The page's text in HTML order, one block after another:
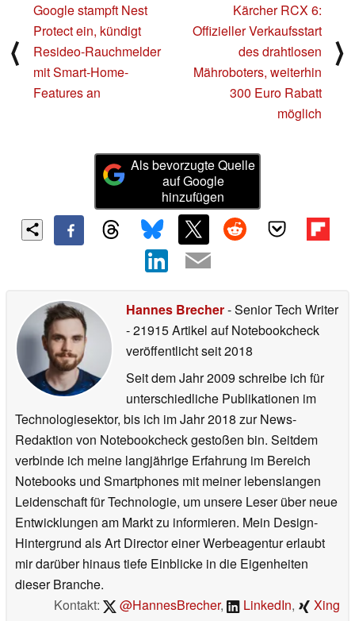
⟨
Google stampft Nest
Protect ein, kündigt
Resideo-Rauchmelder
mit Smart-Home-
Features an
Kärcher RCX 6:
Offizieller Verkaufsstart
des drahtlosen
Mähroboters, weiterhin
300 Euro Rabatt
möglich
⟩
Als bevorzugte Quelle
auf Google
hinzufügen
Hannes Brecher- Senior Tech Writer
- 21915 Artikel auf Notebookcheck
veröffentlichtseit 2018
Seit dem Jahr 2009 schreibe ich für
unterschiedliche Publikationen im
Technologiesektor, bis ich im Jahr 2018 zur News-
Redaktion von Notebookcheck gestoßen bin. Seitdem
verbinde ich meine langjährige Erfahrung im Bereich
Notebooks und Smartphones mit meiner lebenslangen
Leidenschaft für Technologie, um unsere Leser über neue
Entwicklungen am Markt zu informieren. Mein Design-
Hintergrund als Art Director einer Werbeagentur erlaubt
mir darüber hinaus tiefe Einblicke in die Eigenheiten
dieser Branche.
Kontakt:
@HannesBrecher, LinkedIn, Xing